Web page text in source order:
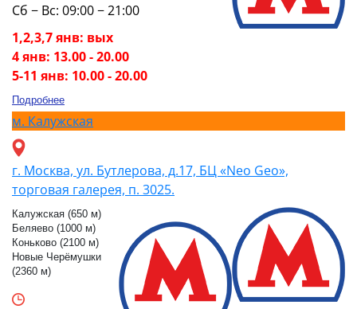
Сб − Вс: 09:00 − 21:00
1,2,3,7 янв: вых
4 янв: 13.00 - 20.00
5-11 янв: 10.00 - 20.00
Подробнее
м. Калужская
г. Москва, ул. Бутлерова, д.17, БЦ «Neo Geo»,
торговая галерея, п. 3025.
Калужская (650 м)
Беляево (1000 м)
Коньково (2100 м)
Новые Черёмушки
(2360 м)